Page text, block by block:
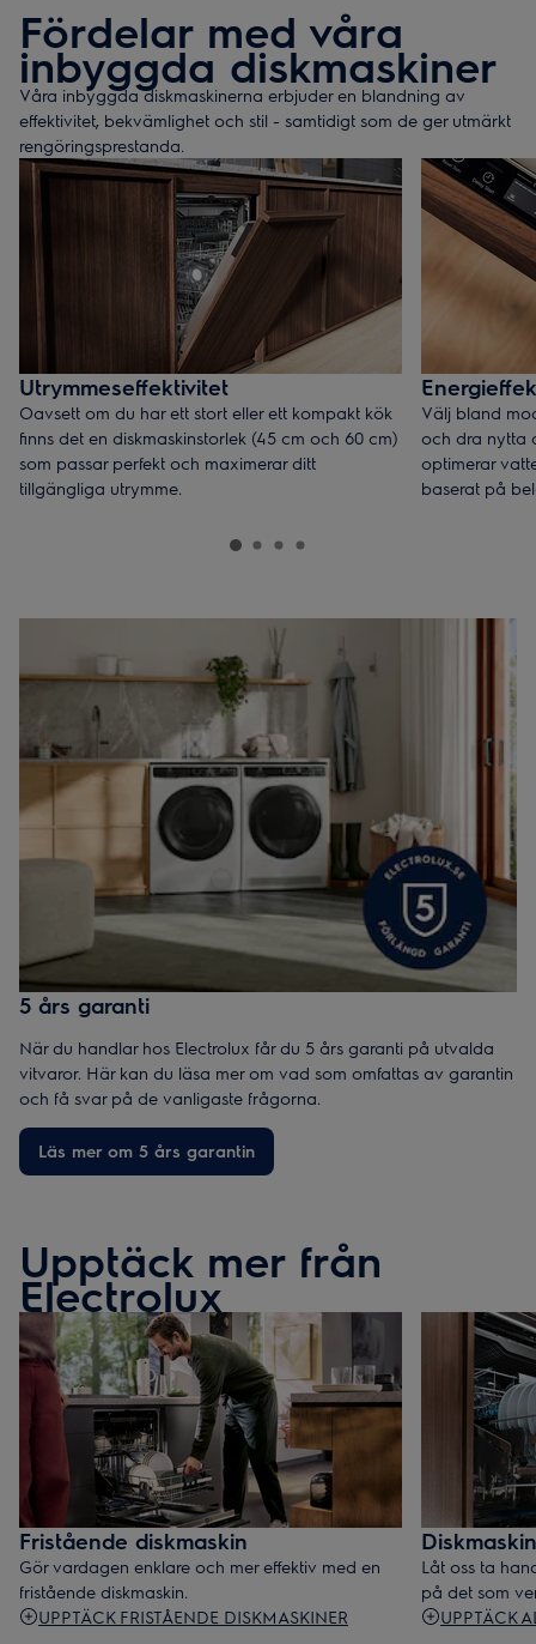
Fördelar med våra
inbyggda diskmaskiner
Våra inbyggda diskmaskinerna erbjuder en blandning av
effektivitet, bekvämlighet och stil - samtidigt som de ger utmärkt
rengöringsprestanda.
Utrymmeseffektivitet
Oavsett om du har ett stort eller ett kompakt kök
finns det en diskmaskinstorlek (45 cm och 60 cm)
som passar perfekt och maximerar ditt
tillgängliga utrymme.
Välj bland
och dra nytta
optimerar
baserat på
5 års garanti
När du handlar hos Electrolux får du 5 års garanti på utvalda
vitvaror. Här kan du läsa mer om vad som omfattas av garantin
och få svar på de vanligaste frågorna.
Läs mer om 5 års garantin
Upptäck mer från
Electrolux
Fristående diskmaskin
Gör vardagen enklare och mer effektiv med en
fristående diskmaskin.
UPPTÄCK FRISTÅENDE DISKMASKINER
Låt oss ta
på det som
UPPTÄCK